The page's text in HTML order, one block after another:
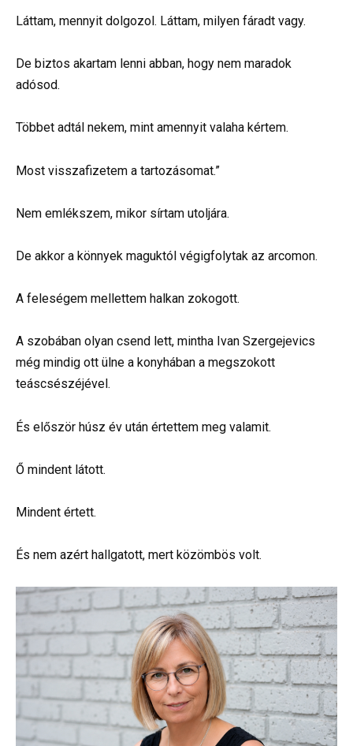
Láttam, mennyit dolgozol. Láttam, milyen fáradt vagy.
De biztos akartam lenni abban, hogy nem maradok
adósod.
Többet adtál nekem, mint amennyit valaha kértem.
Most visszafizetem a tartozásomat.”
Nem emlékszem, mikor sírtam utoljára.
De akkor a könnyek maguktól végigfolytak az arcomon.
A feleségem mellettem halkan zokogott.
A szobában olyan csend lett, mintha Ivan Szergejevics
még mindig ott ülne a konyhában a megszokott
teáscsészéjével.
És először húsz év után értettem meg valamit.
Ő mindent látott.
Mindent értett.
És nem azért hallgatott, mert közömbös volt.